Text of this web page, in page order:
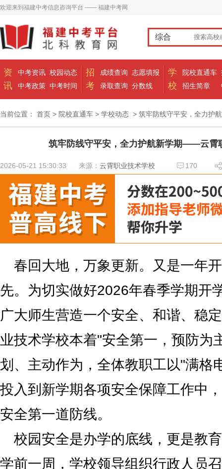
欢迎来到福建中考信息咨询平台 —— 福建中考网
综合
资
讯
中考资讯
中考政策
校园动态
中考时间
招
考
成绩查询
录取查询
志愿填报
分数线
学
校
院校直通车
招生简章
当前位置： 首页 > 院校直通车 > 学校动态 > 筑牢防线守平安，全力护
筑牢防线守平安，全力护航新学期——云霄
2026-05-21 15:30:33 来源： 云霄职业技术学校 170
春回大地，万象更新。又是一年
先。为切实做好2026年春季学期开
广大师生营造一个安全、和谐、稳
业技术学校本着"安全第一，预防为
划、主动作为，全体教职工以"满格
投入到新学期各项安全保障工作中
安全第一道防线。
校园安全是办学的底线，更是教
学前一周，学校领导组织行政人员